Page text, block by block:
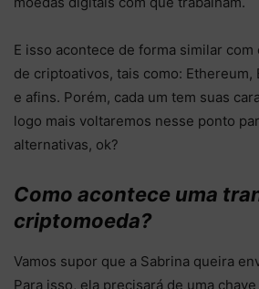
E isso acontece de forma similar
de criptoativos, tais como: Ethereum,
e afins. Porém, cada um tem suas
logo mais voltaremos nesse ponto
alternativas, ok?
Como acontece uma
criptomoeda?
Vamos supor que a Sabrina queira
Para isso, ela precisará de uma